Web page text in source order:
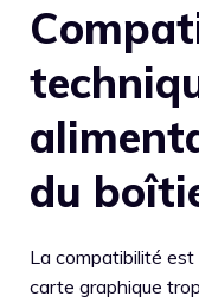
du
La compatibilité est
carte graphique